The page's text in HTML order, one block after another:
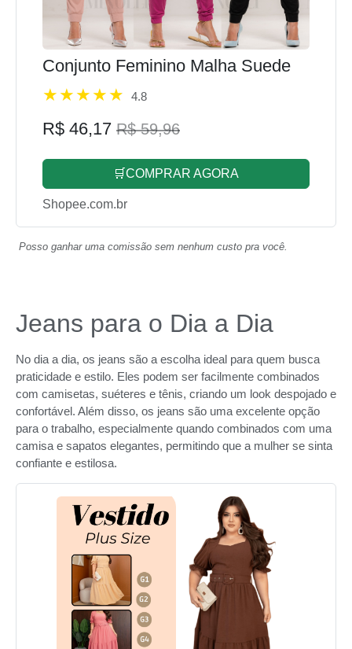
Conjunto Feminino Malha Suede
4.8
R$ 46,17 R$ 59,96
🛒COMPRAR AGORA
Shopee.com.br
Posso ganhar uma comissão sem nenhum custo pra você.
Jeans para o Dia a Dia
No dia a dia, os jeans são a escolha ideal para quem busca
praticidade e estilo. Eles podem ser facilmente combinados
com camisetas, suéteres e tênis, criando um look despojado e
confortável. Além disso, os jeans são uma excelente opção
para o trabalho, especialmente quando combinados com uma
camisa e sapatos elegantes, permitindo que a mulher se sinta
confiante e estilosa.